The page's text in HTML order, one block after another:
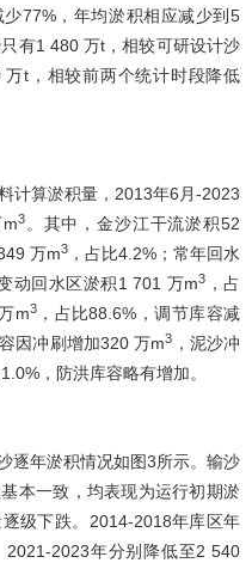
少77%，年均淤积相应减少到5
有1 480 万t，相较可研设计沙
t，相较前两个统计时段降低
计算淤积量，2013年6月-2023
3。其中，金沙江干流淤积52
万m3 ，占比4.2%；常年回水
动回水区淤积1 701 万m3 ，占
m3，占比88.6%，调节库容减
因冲刷增加320 万m3 ，泥沙冲
，防洪库容略有增加。
逐年淤积情况如图3所示。输沙
本一致，均表现为运行初期淤
级下跌。2014-2018年库区年
2021-2023年分别降低至2 540